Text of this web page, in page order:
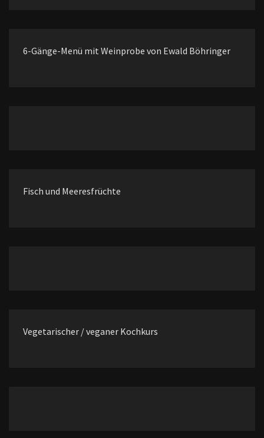
6-Gänge-Menü mit Weinprobe von Ewald Böhringer
Fisch und Meeresfrüchte
Vegetarischer / veganer Kochkurs